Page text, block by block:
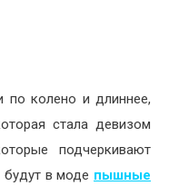
колено и длиннее,
стала девизом
подчеркивают
будут в моде пышные